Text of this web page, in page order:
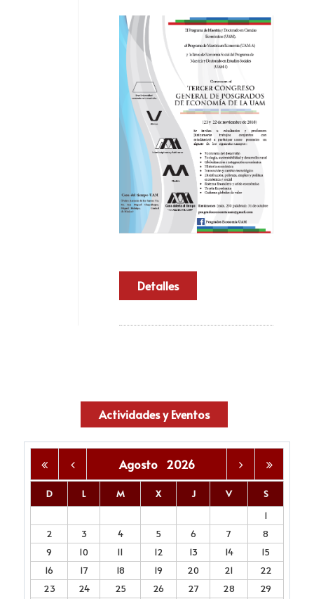
Detalles
Actividades y Eventos
Agosto 2026
D L M X J V
S
1
2
3 4 5 6 7
8
9
10 11 12 13 14
15
16
17 18 19 20 21
22
23
24 25 26 27 28
29